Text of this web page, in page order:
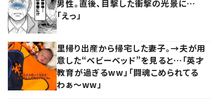
男性。直後、目撃した衝撃の光景に…
「えっ」
里帰り出産から帰宅した妻子。→夫が用
意した“ベビーベッド”を見ると…「英才
教育が過ぎるww」「闘魂こめられてる
わぁ～ww」